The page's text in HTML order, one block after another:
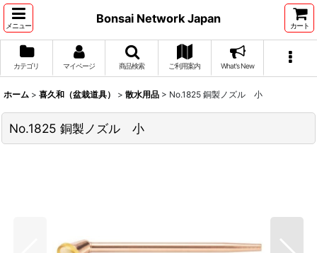
メニュー
Bonsai Network Japan
カート
カテゴリ マイページ 商品検索 ご利用案内 What's New
ホーム > 喜久和（盆栽道具） > 散水用品 > No.1825 銅製ノズル 小
No.1825 銅製ノズル 小